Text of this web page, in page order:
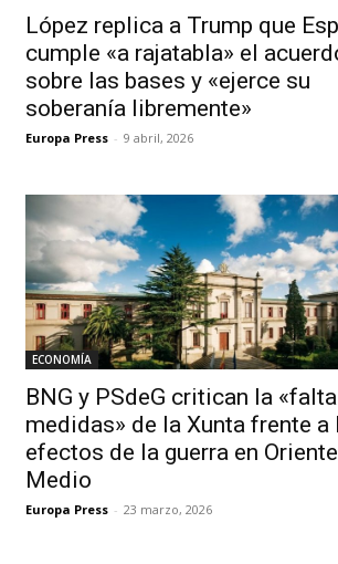
López replica a Trump que
cumple «a rajatabla» el
sobre las bases y «ejerce su
soberanía libremente»
Europa Press - 9 abril, 2026
ECONOMÍA
BNG y PSdeG critican la
medidas» de la Xunta frente a
efectos de la guerra en Oriente
Medio
Europa Press - 23 marzo, 2026